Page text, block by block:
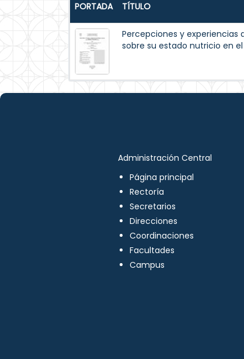
PORTADA TÍTULO
Percepciones y experiencias
sobre su estado nutricio en
Administración Central
Página principal
Rectoría
Secretarios
Direcciones
Coordinaciones
Facultades
Campus